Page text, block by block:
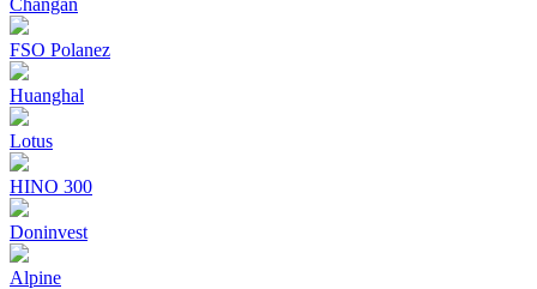
Changan
FSO Polanez
Huanghal
Lotus
HINO 300
Doninvest
Alpine